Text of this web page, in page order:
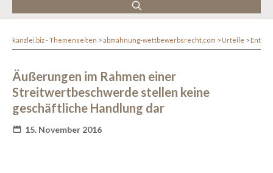
kanzlei.biz - Themenseiten abmahnung-wettbewerbsrecht.com Urteile
Äußerungen im Rahmen einer
Streitwertbeschwerde stellen keine
geschäftliche Handlung dar
15. November 2016